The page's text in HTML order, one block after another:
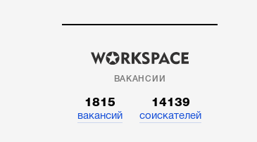
ВАКАНСИИ
1815
вакансий
14139
соискателей